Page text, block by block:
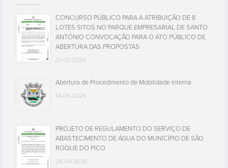
CONCURSO PÚBLICO PARA A ATRIBUIÇÃO DE 8
LOTES SITOS NO PARQUE EMPRESARIAL DE SANTO
ANTÓNIO CONVOCAÇÃO PARA O ATO PÚBLICO DE
ABERTURA DAS PROPOSTAS
31-07-2026
Abertura de Procedimento de Mobilidade Interna
14-05-2026
PROJETO DE REGULAMENTO DO SERVIÇO DE
ABASTECIMENTO DE ÁGUA DO MUNICÍPIO DE SÃO
ROQUE DO PICO
28-04-2026